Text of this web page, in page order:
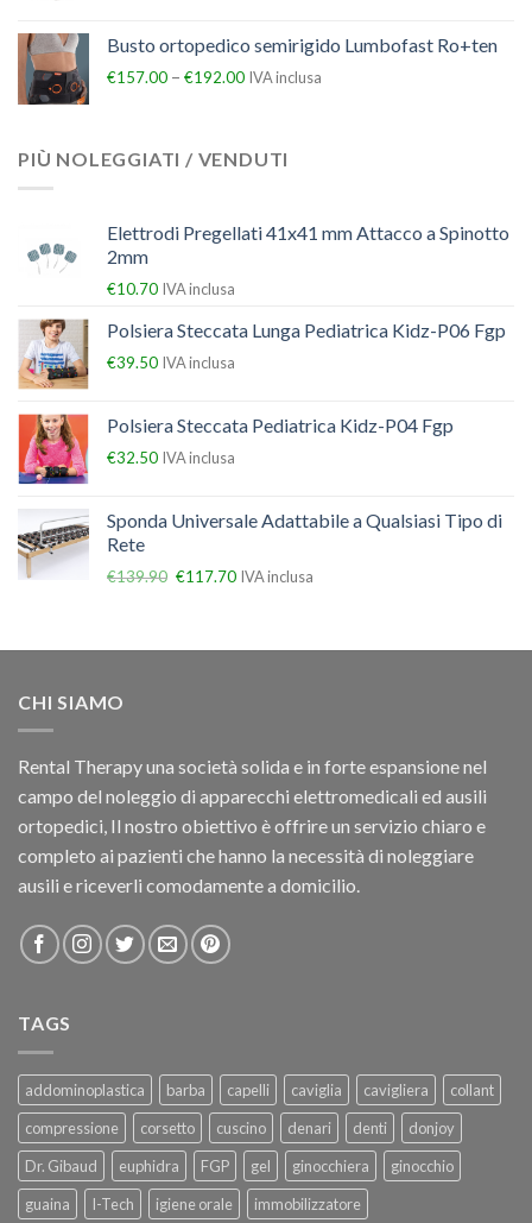
Busto ortopedico semirigido Lumbofast Ro+ten
€157.00 – €192.00 IVA inclusa
PIÙ NOLEGGIATI / VENDUTI
Elettrodi Pregellati 41x41 mm Attacco a Spinotto
2mm
€10.70 IVA inclusa
Polsiera Steccata Lunga Pediatrica Kidz-P06 Fgp
€39.50 IVA inclusa
Polsiera Steccata Pediatrica Kidz-P04 Fgp
€32.50 IVA inclusa
Sponda Universale Adattabile a Qualsiasi Tipo di
Rete
€139.90 €117.70 IVA inclusa
CHI SIAMO
Rental Therapy una società solida e in forte espansione nel
campo del noleggio di apparecchi elettromedicali ed ausili
ortopedici, Il nostro obiettivo è offrire un servizio chiaro e
completo ai pazienti che hanno la necessità di noleggiare
ausili e riceverli comodamente a domicilio.
TAGS
addominoplastica barba capelli caviglia cavigliera
collant
compressione
corsetto cuscino denari denti
donjoy
Dr. Gibaud
euphidra FGP gel ginocchiera
ginocchio
guaina
I-Tech igiene orale
immobilizzatore